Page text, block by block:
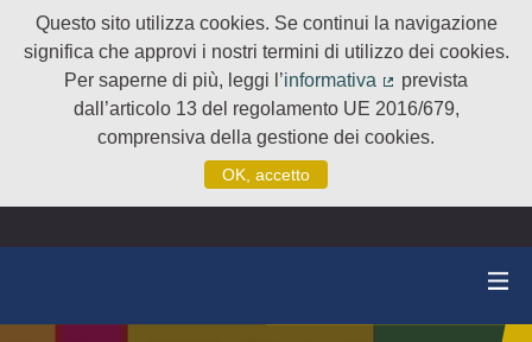
Questo sito utilizza cookies. Se continui la navigazione
significa che approvi i nostri termini di utilizzo dei cookies.
Per saperne di più, leggi l’informativa
(Collegamento
prevista
dall’articolo 13 del regolamento UE 2016/679,
comprensiva della gestione dei cookies.
OK, accetto